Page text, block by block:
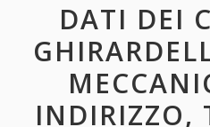
DATI DEI
INDIRIZZO,